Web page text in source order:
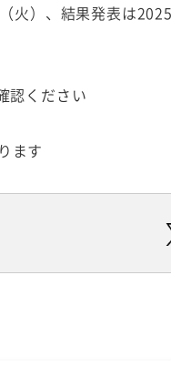
火）、結果発表は
認ください
ます